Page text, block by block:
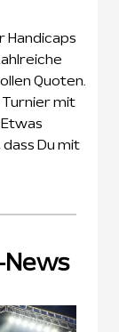
Handicaps
Quoten.
Turnier mit
Du mit